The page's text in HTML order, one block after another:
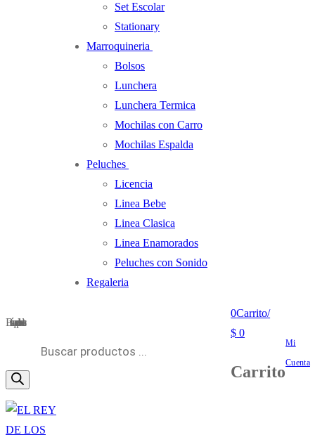
Set Escolar
Stationary
Marroquineria
Bolsos
Lunchera
Lunchera Termica
Mochilas con Carro
Mochilas Espalda
Peluches
Licencia
Linea Bebe
Linea Clasica
Linea Enamorados
Peluches con Sonido
Regaleria
Búsqueda de productos
0Carrito/
$ 0
Carrito
Mi
Cuenta